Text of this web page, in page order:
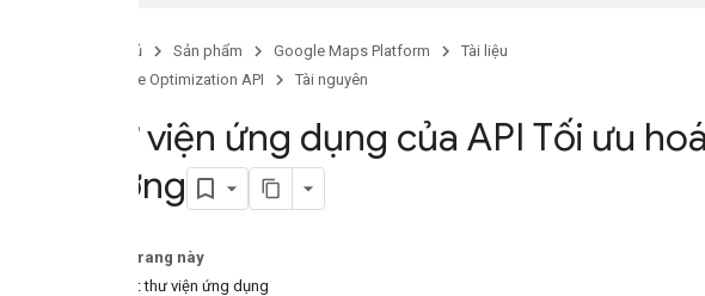
Trang chủ Sản phẩm Google Maps Platform
Tài liệu
Route Optimization API
Tài nguyên
Thư viện ứng dụng của API Tối ưu
đường
Trên trang này
Cài đặt thư viện ứng dụng